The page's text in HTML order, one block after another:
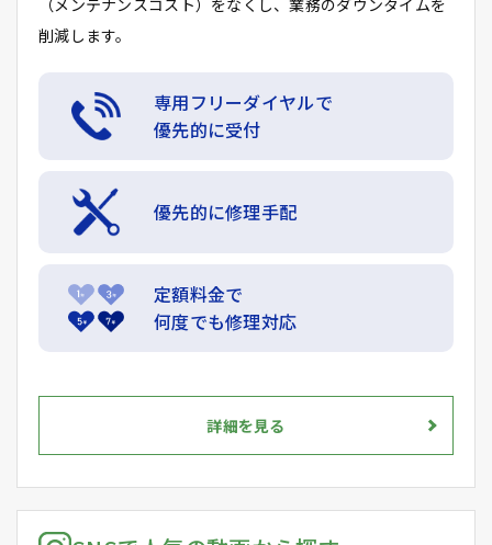
（メンテナンスコスト）をなくし、業務のダウンタイムを
削減します。
専用フリーダイヤルで
優先的に受付
優先的に修理手配
定額料金で
何度でも修理対応
詳細を見る